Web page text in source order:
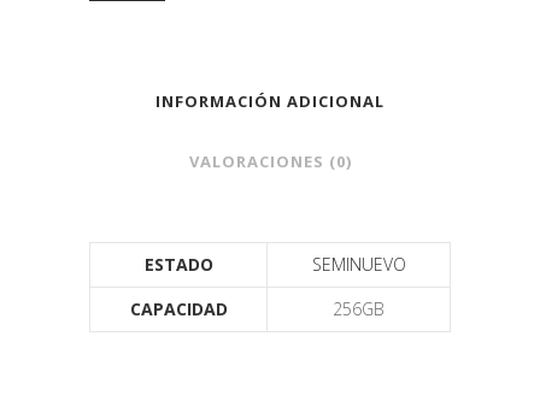
INFORMACIÓN ADICIONAL
VALORACIONES (0)
ESTADO
SEMINUEVO
CAPACIDAD
256GB